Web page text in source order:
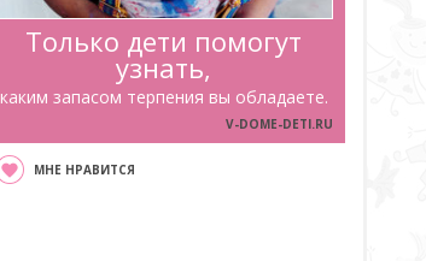
Только дети помогут
узнать,
каким запасом терпения вы обладаете.
V-DOME-DETI.RU
МНЕ НРАВИТСЯ